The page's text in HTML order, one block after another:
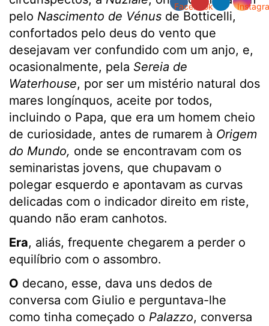
pelo Nascimento de Vénus de Botticelli,
confortados pelo deus do vento que
desejavam ver confundido com um anjo, e,
ocasionalmente, pela Sereia de
Waterhouse, por ser um mistério natural dos
mares longínquos, aceite por todos,
incluindo o Papa, que era um homem cheio
de curiosidade, antes de rumarem à Origem
do Mundo, onde se encontravam com os
seminaristas jovens, que chupavam o
polegar esquerdo e apontavam as curvas
delicadas com o indicador direito em riste,
quando não eram canhotos.
Era, aliás, frequente chegarem a perder o
equilíbrio com o assombro.
O decano, esse, dava uns dedos de
conversa com Giulio e perguntava-lhe
como tinha começado o Palazzo, conversa